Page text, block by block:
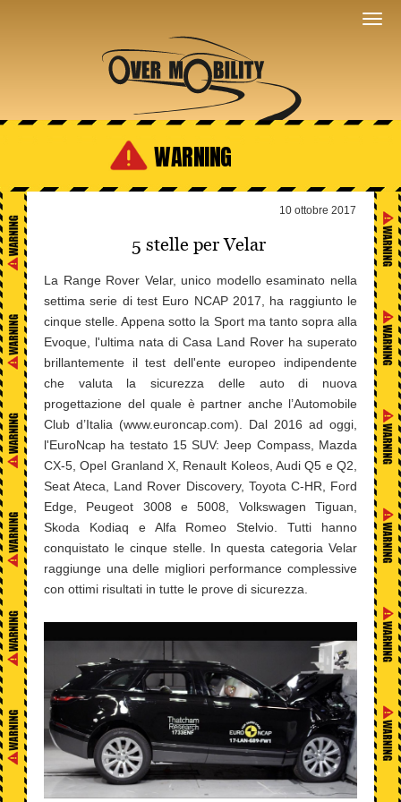
WARNING
10 ottobre 2017
5 stelle per Velar
La Range Rover Velar, unico modello esaminato nella
settima serie di test Euro NCAP 2017, ha raggiunto le
cinque stelle. Appena sotto la Sport ma tanto sopra alla
Evoque, l'ultima nata di Casa Land Rover ha superato
brillantemente il test dell'ente europeo indipendente
che valuta la sicurezza delle auto di nuova
progettazione del quale è partner anche l’Automobile
Club d’Italia (www.euroncap.com). Dal 2016 ad oggi,
l'EuroNcap ha testato 15 SUV: Jeep Compass, Mazda
CX-5, Opel Granland X, Renault Koleos, Audi Q5 e Q2,
Seat Ateca, Land Rover Discovery, Toyota C-HR, Ford
Edge, Peugeot 3008 e 5008, Volkswagen Tiguan,
Skoda Kodiaq e Alfa Romeo Stelvio. Tutti hanno
conquistato le cinque stelle. In questa categoria Velar
raggiunge una delle migliori performance complessive
con ottimi risultati in tutte le prove di sicurezza.